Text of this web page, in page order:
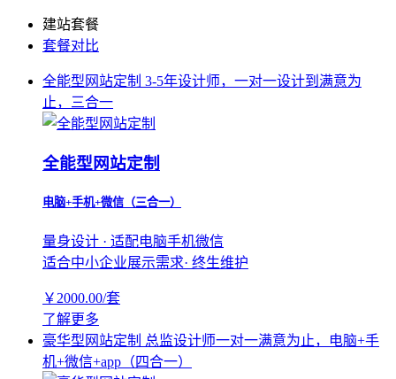
建站套餐
套餐对比
全能型网站定制 3-5年设计师，一对一设计到满意为
止，三合一
全能型网站定制
电脑+手机+微信（三合一）
量身设计 · 适配电脑手机微信
适合中小企业展示需求· 终生维护
￥ 2000.00/套
了解更多
豪华型网站定制 总监设计师一对一满意为止，电脑+手
机+微信+app（四合一）